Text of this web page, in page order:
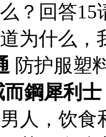
？回答
为什么，
防护服塑
而鋼犀利士
人，饮